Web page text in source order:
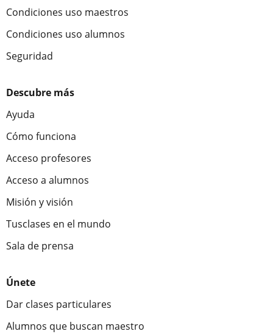
Condiciones uso maestros
Condiciones uso alumnos
Seguridad
Descubre más
Ayuda
Cómo funciona
Acceso profesores
Acceso a alumnos
Misión y visión
Tusclases en el mundo
Sala de prensa
Únete
Dar clases particulares
Alumnos que buscan maestro